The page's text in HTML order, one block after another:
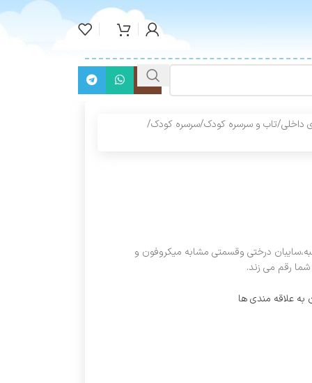
داخلی/تاب و سرسره کودک/سرسره کودک/
درختی وقسمتی مشابه میکروفون و
به علاقه مندی ها